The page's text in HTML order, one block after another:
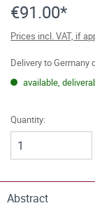
€91.00*
Prices incl. VAT, if
Delivery to Germany
available,
Quantity:
Abstract